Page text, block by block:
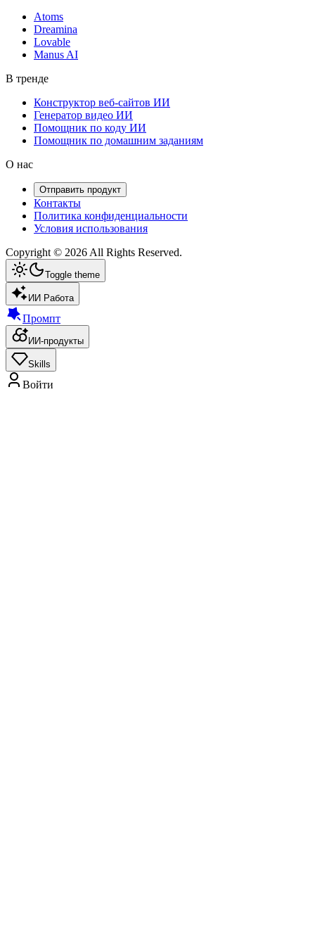
Atoms
Dreamina
Lovable
Manus AI
В тренде
Конструктор веб-сайтов ИИ
Генератор видео ИИ
Помощник по коду ИИ
Помощник по домашним заданиям
О нас
Отправить продукт
Контакты
Политика конфиденциальности
Условия использования
Copyright © 2026All Rights Reserved.
Toggle theme
ИИ Работа
Промпт
ИИ-продукты
Skills
Войти